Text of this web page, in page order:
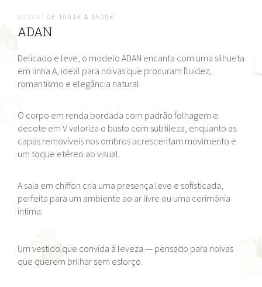
NOIVA/ DE 1001€ A 1500€
ADAN
Delicado e leve, o modelo ADAN encanta com uma silhueta
em linha A, ideal para noivas que procuram fluidez,
romantismo e elegância natural.
O corpo em renda bordada com padrão folhagem e
decote em V valoriza o busto com subtileza, enquanto as
capas removíveis nos ombros acrescentam movimento e
um toque etéreo ao visual.
A saia em chiffon cria uma presença leve e sofisticada,
perfeita para um ambiente ao ar livre ou uma cerimónia
íntima.
Um vestido que convida à leveza — pensado para noivas
que querem brilhar sem esforço.